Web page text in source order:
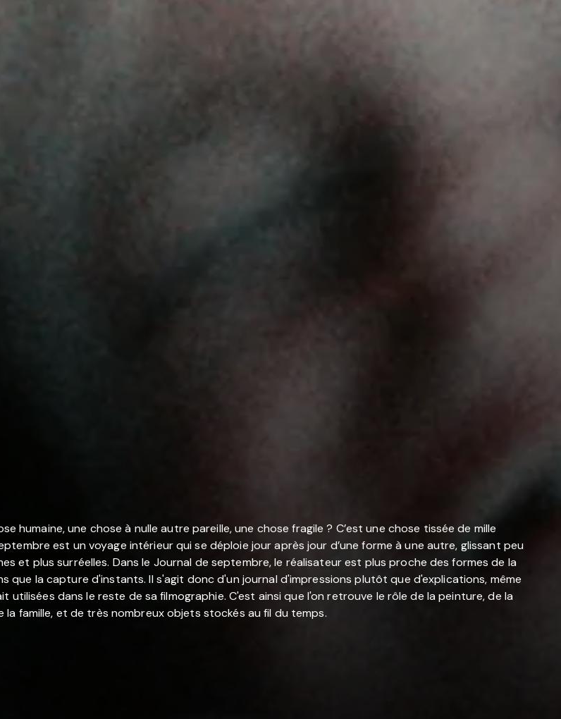
une chose à nulle autre pareille, une chose fragile ? C’est une chose tissée de mille
est un voyage intérieur qui se déploie jour après jour d’une forme à une autre, glissant peu
et plus surréelles. Dans le Journal de septembre, le réalisateur est plus proche des formes de la
que la capture d'instants. Il s'agit donc d'un journal d'impressions plutôt que d'explications, même
utilisées dans le reste de sa filmographie. C'est ainsi que l'on retrouve le rôle de la peinture, de la
famille, et de très nombreux objets stockés au fil du temps.